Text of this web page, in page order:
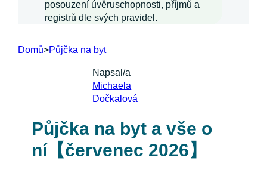
posouzení úvěruschopnosti, příjmů a
registrů dle svých pravidel.
Domů>Půjčka na byt
Napsal/a
Michaela
Dočkalová
Půjčka na byt a vše o
ní【červenec 2026】